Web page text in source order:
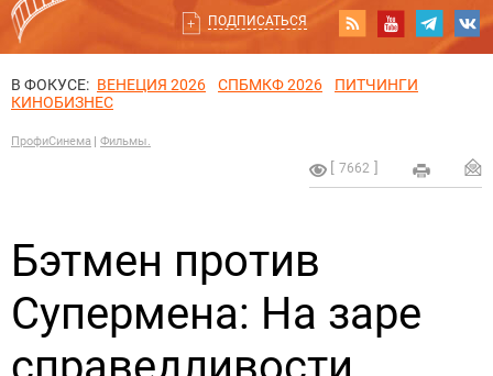
ПОДПИСАТЬСЯ
В ФОКУСЕ: ВЕНЕЦИЯ 2026 СПБМКФ 2026
ПИТЧИНГИ
КИНОБИЗНЕС
ПрофиСинема Фильмы.
7662
Бэтмен против
Супермена: На заре